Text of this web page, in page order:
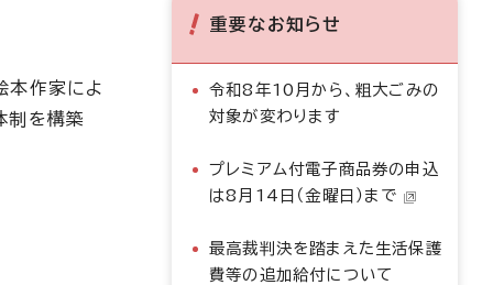
本作家によ
制を構築
重要なお知らせ
令和8年10月から、粗大ごみの
対象が変わります
プレミアム付電子商品券の申込
は8月14日（金曜日）まで
最高裁判決を踏まえた生活保護
費等の追加給付について